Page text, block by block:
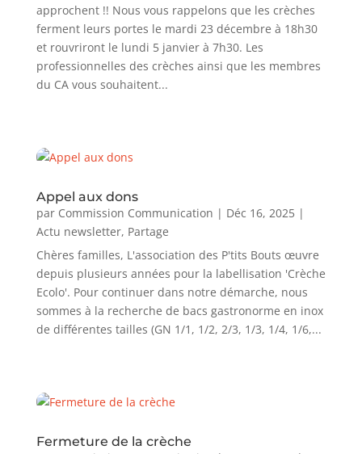
approchent !! Nous vous rappelons que les crèches
ferment leurs portes le mardi 23 décembre à 18h30
et rouvriront le lundi 5 janvier à 7h30. Les
professionnelles des crèches ainsi que les membres
du CA vous souhaitent...
Appel aux dons
par Commission Communication | Déc 16, 2025|
Actu newsletter, Partage
Chères familles, L'association des P'tits Bouts œuvre
depuis plusieurs années pour la labellisation 'Crèche
Ecolo'. Pour continuer dans notre démarche, nous
sommes à la recherche de bacs gastronorme en inox
de différentes tailles (GN 1/1, 1/2, 2/3, 1/3, 1/4, 1/6,...
Fermeture de la crèche